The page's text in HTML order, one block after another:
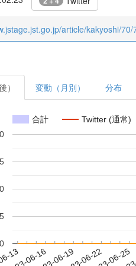
article/kakyoshi/
） 変動（月別） 分布
合計 Twitter (通常)